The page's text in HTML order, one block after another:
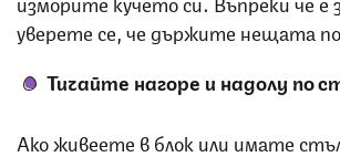
уверете се, че държите нещата
Тичайте нагоре и надолу по
Ако живеете в блок или имате